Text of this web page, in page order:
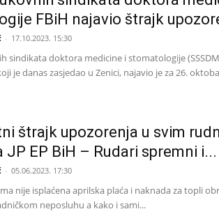
FBiH najavio štrajk
- 17.10.2023. 15:30
sindikata doktora medicine i stomatologije
je danas zasjedao u Zenici, najavio je za 26.
štrajk upozorenja u svim
JP EP BiH – Rudari spremni i...
- 05.06.2023. 17:30
nije isplaćena aprilska plaća i naknada za topli
neposluhu a kako i sami...